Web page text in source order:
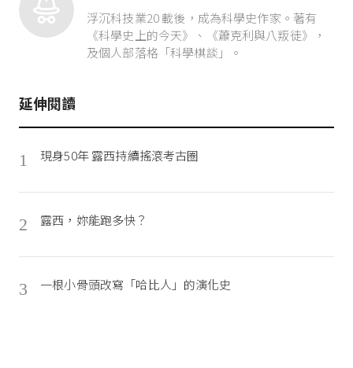
浮沉科技業20 載後，成為科學史作家。著有
《科學史上的今天》、《蕭克利與八叛徒》，
及個人部落格「科學棋談」。
延伸閱讀
1 現身50年 露西持續搖滾考古圈
2 露西，妳能跑多快？
3 一根小骨頭改寫「哈比人」的演化史